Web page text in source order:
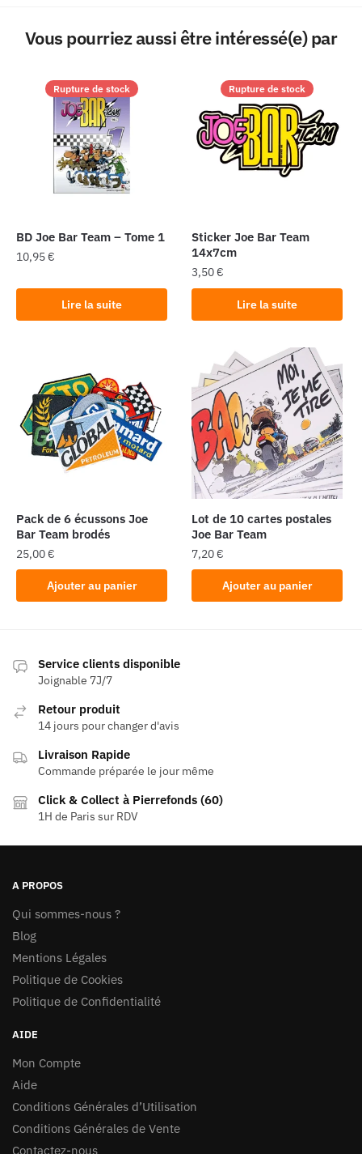
Vous pourriez aussi être intéressé(e) par
Rupture de stock
BD Joe Bar Team – Tome 1
10,95€
Lire la suite
Rupture de stock
Sticker Joe Bar Team
14x7cm
3,50€
Lire la suite
Pack de 6 écussons Joe
Bar Team brodés
25,00€
Ajouter au panier
Lot de 10 cartes postales
Joe Bar Team
7,20€
Ajouter au panier
Service clients disponible
Joignable 7J/7
Retour produit
14 jours pour changer d'avis
Livraison Rapide
Commande préparée le jour même
Click & Collect à Pierrefonds (60)
1H de Paris sur RDV
A PROPOS
Qui sommes-nous ?
Blog
Mentions Légales
Politique de Cookies
Politique de Confidentialité
AIDE
Mon Compte
Aide
Conditions Générales d’Utilisation
Conditions Générales de Vente
Contactez-nous